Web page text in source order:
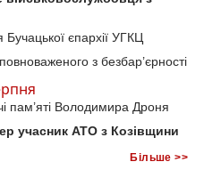
єпархії УГКЦ
з безбар’єрності
пам’яті Володимира Дроня
учасник АТО з Козівщини
Більше >>